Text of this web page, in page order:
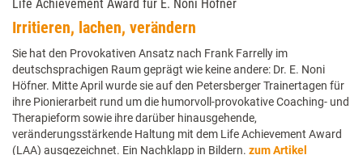
Life Achievement Award für E. Noni Höfner
Irritieren, lachen, verändern
Sie hat den Provokativen Ansatz nach Frank Farrelly im
deutschsprachigen Raum geprägt wie keine andere: Dr. E. Noni
Höfner. Mitte April wurde sie auf den Petersberger Trainertagen für
ihre Pionierarbeit rund um die humorvoll-provokative Coaching- und
Therapieform sowie ihre darüber hinausgehende,
veränderungsstärkende Haltung mit dem Life Achievement Award
(LAA) ausgezeichnet. Ein Nachklapp in Bildern. zum Artikel